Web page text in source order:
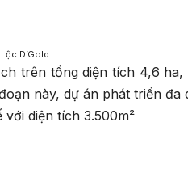
D’Gold
trên tổng diện tích 4,6
này, dự án phát triển đa
diện tích 3.500m²